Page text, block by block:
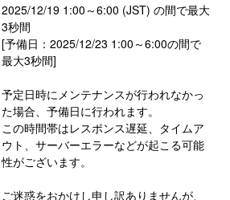
2025/12/19 1:00～6:00 (JST) の間で最大
3秒間
[予備日：2025/12/23 1:00～6:00の間で
最大3秒間]
予定日時にメンテナンスが行われなかっ
た場合、予備日に行われます。
この時間帯はレスポンス遅延、タイムア
ウト、サーバーエラーなどが起こる可能
性がございます。
ご迷惑をおかけし申し訳ありませんが、